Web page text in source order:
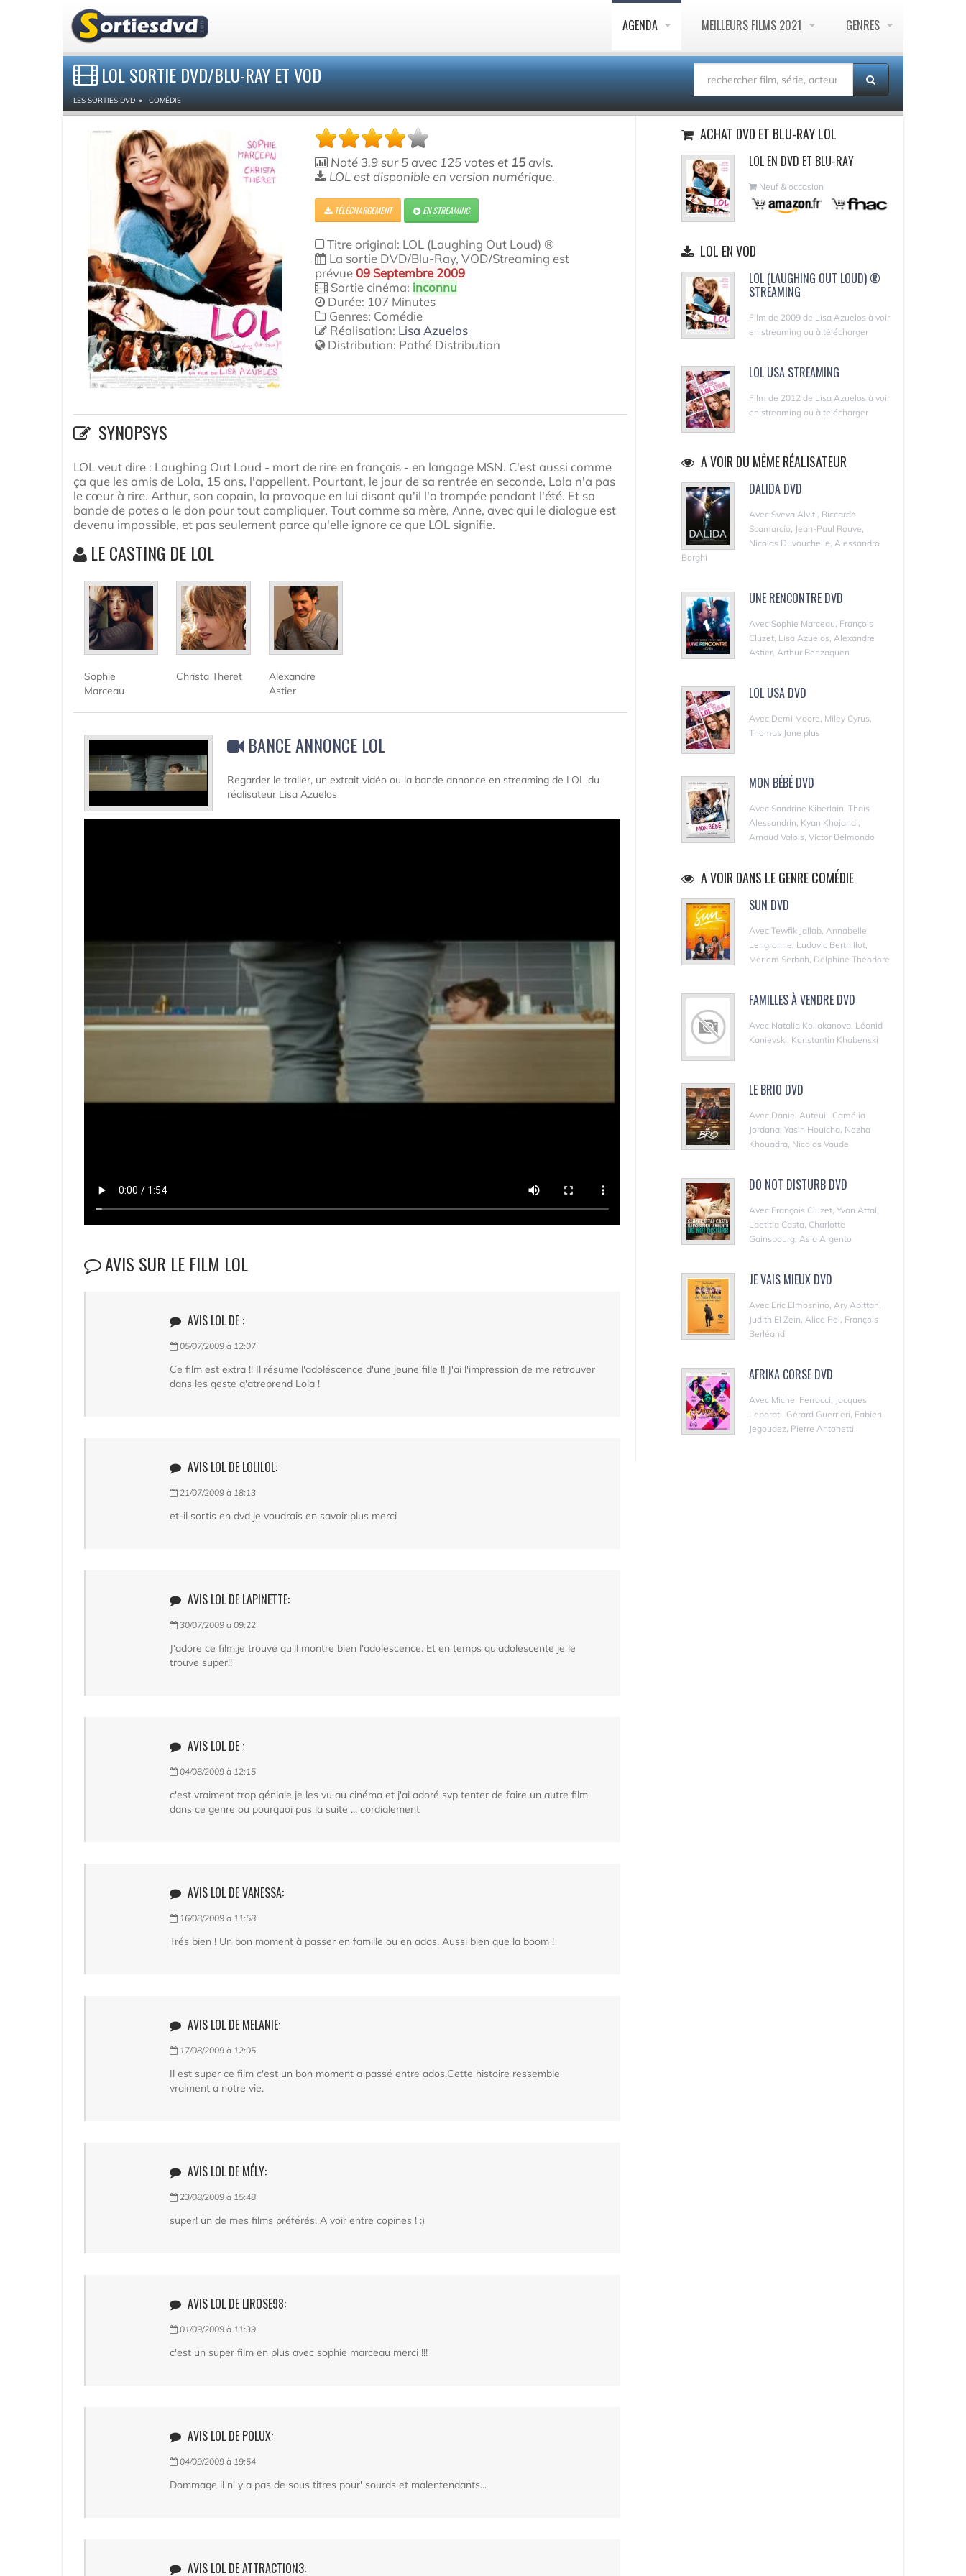
AGENDA MEILLEURS FILMS 2021 GENRES
LOL SORTIE DVD/BLU-RAY ET VOD
LES SORTIES DVD COMÉDIE
Noté 3.9sur5 avec 125votes et 15 avis.
LOL est disponible en version numérique.
TÉLÉCHARGEMENT EN STREAMING
Titre original: LOL (Laughing Out Loud) ®
La sortie DVD/Blu-Ray, VOD/Streaming est
prévue09 Septembre 2009
Sortie cinéma: inconnu
Durée: 107 Minutes
Genres: Comédie
Réalisation: Lisa Azuelos
Distribution: Pathé Distribution
SYNOPSYS
LOL veut dire : Laughing Out Loud - mort de rire en français - en langage MSN. C'est aussi comme
ça que les amis de Lola, 15 ans, l'appellent. Pourtant, le jour de sa rentrée en seconde, Lola n'a pas
le cœur à rire. Arthur, son copain, la provoque en lui disant qu'il l'a trompée pendant l'été. Et sa
bande de potes a le don pour tout compliquer. Tout comme sa mère, Anne, avec qui le dialogue est
devenu impossible, et pas seulement parce qu'elle ignore ce que LOL signifie.
LE CASTING DE LOL
Sophie
Marceau
Christa Theret
Alexandre
Astier
BANCE ANNONCE LOL
Regarder le trailer, un extrait vidéo ou la bande annonce en streaming de LOL du
réalisateur Lisa Azuelos
AVIS SUR LE FILM LOL
AVIS LOL DE :
05/07/2009 à 12:07
Ce film est extra !! Il résume l'adoléscence d'une jeune fille !! J'ai l'impression de me retrouver
dans les geste q'atreprend Lola !
AVIS LOL DE LOLILOL:
21/07/2009 à 18:13
et-il sortis en dvd je voudrais en savoir plus merci
AVIS LOL DE LAPINETTE:
30/07/2009 à 09:22
J'adore ce film,je trouve qu'il montre bien l'adolescence. Et en temps qu'adolescente je le
trouve super!!
AVIS LOL DE :
04/08/2009 à 12:15
c'est vraiment trop géniale je les vu au cinéma et j'ai adoré svp tenter de faire un autre film
dans ce genre ou pourquoi pas la suite ... cordialement
AVIS LOL DE VANESSA:
16/08/2009 à 11:58
Trés bien ! Un bon moment à passer en famille ou en ados. Aussi bien que la boom !
AVIS LOL DE MELANIE:
17/08/2009 à 12:05
Il est super ce film c'est un bon moment a passé entre ados.Cette histoire ressemble
vraiment a notre vie.
AVIS LOL DE MÉLY:
23/08/2009 à 15:48
super! un de mes films préférés. A voir entre copines ! :)
AVIS LOL DE LIROSE98:
01/09/2009 à 11:39
c'est un super film en plus avec sophie marceau merci !!!
AVIS LOL DE POLUX:
04/09/2009 à 19:54
Dommage il n' y a pas de sous titres pour' sourds et malentendants...
AVIS LOL DE ATTRACTION3:
ACHAT DVD ET BLU-RAY LOL
LOL EN DVD ET BLU-RAY
Neuf & occasion
LOL EN VOD
LOL (LAUGHING OUT LOUD) ®
STREAMING
Film de 2009 de Lisa Azuelos à voir
en streaming ou à télécharger
LOL USA STREAMING
Film de 2012 de Lisa Azuelos à voir
en streaming ou à télécharger
A VOIR DU MÊME RÉALISATEUR
DALIDA DVD
Avec Sveva Alviti, Riccardo
Scamarcio, Jean-Paul Rouve,
Nicolas Duvauchelle, Alessandro
Borghi
UNE RENCONTRE DVD
Avec Sophie Marceau, François
Cluzet, Lisa Azuelos, Alexandre
Astier, Arthur Benzaquen
LOL USA DVD
Avec Demi Moore, Miley Cyrus,
Thomas Jane plus
MON BÉBÉ DVD
Avec Sandrine Kiberlain, Thaïs
Alessandrin, Kyan Khojandi,
Arnaud Valois, Victor Belmondo
A VOIR DANS LE GENRE COMÉDIE
SUN DVD
Avec Tewfik Jallab, Annabelle
Lengronne, Ludovic Berthillot,
Meriem Serbah, Delphine Théodore
FAMILLES À VENDRE DVD
Avec Natalia Koliakanova, Léonid
Kanievski, Konstantin Khabenski
LE BRIO DVD
Avec Daniel Auteuil, Camélia
Jordana, Yasin Houicha, Nozha
Khouadra, Nicolas Vaude
DO NOT DISTURB DVD
Avec François Cluzet, Yvan Attal,
Laetitia Casta, Charlotte
Gainsbourg, Asia Argento
JE VAIS MIEUX DVD
Avec Eric Elmosnino, Ary Abittan,
Judith El Zein, Alice Pol, François
Berléand
AFRIKA CORSE DVD
Avec Michel Ferracci, Jacques
Leporati, Gérard Guerrieri, Fabien
Jegoudez, Pierre Antonetti